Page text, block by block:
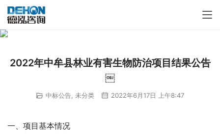
2022年中牟县林业有害生物防治项目结果公告
￼
中标公告 未分类 2022年6月17日 上午8:47
一、项目基本情况